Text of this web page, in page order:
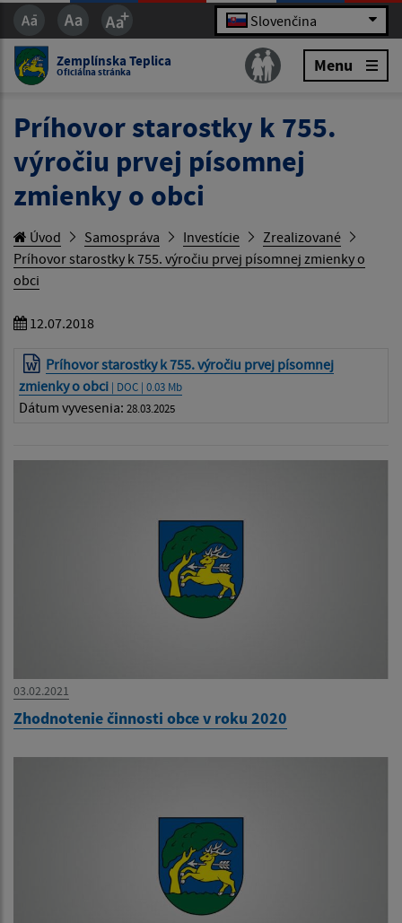
Slovenčina
Zemplínska Teplica
Oficiálna stránka Menu
Príhovor starostky k 755.
výročiu prvej písomnej
zmienky o obci
Úvod Samospráva Investície
Zrealizované
Príhovor starostky k 755. výročiu prvej písomnej zmienky o
obci
12.07.2018
Príhovor starostky k 755. výročiu prvej písomnej
zmienky o obci | DOC | 0.03 Mb
Dátum vyvesenia: 28.03.2025
03.02.2021
Zhodnotenie činnosti obce v roku 2020